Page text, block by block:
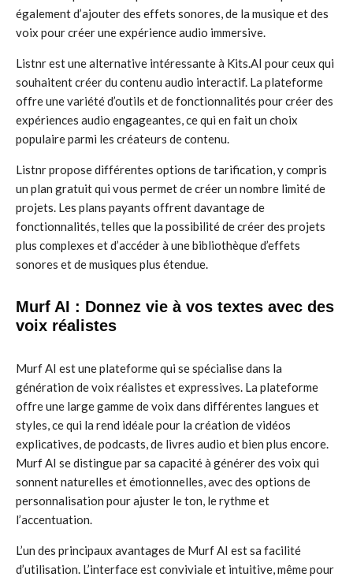
également d’ajouter des effets sonores, de la musique et des
voix pour créer une expérience audio immersive.
Listnr est une alternative intéressante à Kits.AI pour ceux qui
souhaitent créer du contenu audio interactif. La plateforme
offre une variété d’outils et de fonctionnalités pour créer des
expériences audio engageantes, ce qui en fait un choix
populaire parmi les créateurs de contenu.
Listnr propose différentes options de tarification, y compris
un plan gratuit qui vous permet de créer un nombre limité de
projets. Les plans payants offrent davantage de
fonctionnalités, telles que la possibilité de créer des projets
plus complexes et d’accéder à une bibliothèque d’effets
sonores et de musiques plus étendue.
Murf AI : Donnez vie à vos textes avec des
voix réalistes
Murf AI est une plateforme qui se spécialise dans la
génération de voix réalistes et expressives. La plateforme
offre une large gamme de voix dans différentes langues et
styles, ce qui la rend idéale pour la création de vidéos
explicatives, de podcasts, de livres audio et bien plus encore.
Murf AI se distingue par sa capacité à générer des voix qui
sonnent naturelles et émotionnelles, avec des options de
personnalisation pour ajuster le ton, le rythme et
l’accentuation.
L’un des principaux avantages de Murf AI est sa facilité
d’utilisation. L’interface est conviviale et intuitive, même pour